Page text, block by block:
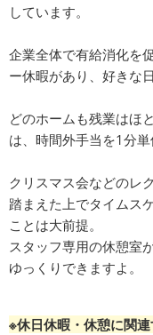
しています。
企業全体で有給消化を
ー休暇があり、好きな
どのホームも残業はほ
は、時間外手当を1分単
クリスマス会などのレ
踏まえた上でタイムス
ことは大前提。
スタッフ専用の休憩室
ゆっくりできますよ。
※休日休暇・休憩に関